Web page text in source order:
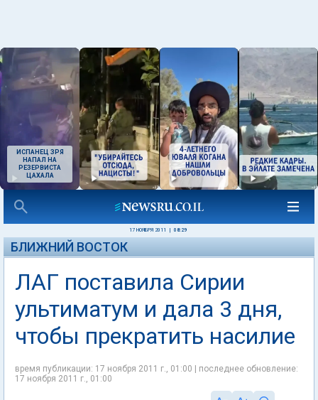
ИСПАНЕЦ ЗРЯ
НАПАЛ НА
РЕЗЕРВИСТА
ЦАХАЛА
17 НОЯБРЯ 2011 08:29
БЛИЖНИЙ ВОСТОК
ЛАГ поставила Сирии
ультиматум и дала 3 дня,
чтобы прекратить насилие
время публикации: 17 ноября 2011 г., 01:00 | последнее обновление:
17 ноября 2011 г., 01:00